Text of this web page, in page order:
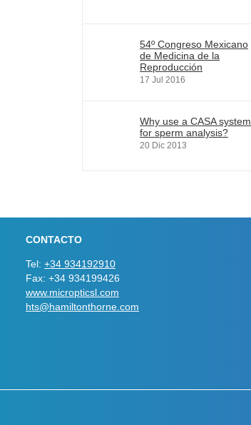
54º Congreso Mexicano
de Medicina de la
Reproducción
17 Jul 2016
Why use a CASA system
for sperm analysis?
20 Dic 2013
CONTACTO
Tel: +34 934192910
Fax: +34 934199426
www.micropticsl.com
hts@hamiltonthorne.com